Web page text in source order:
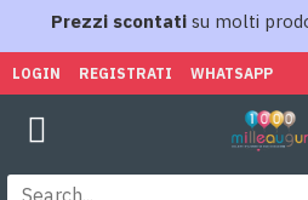
Prezzi scontati su molti
LOGIN REGISTRATI WHATSAPP